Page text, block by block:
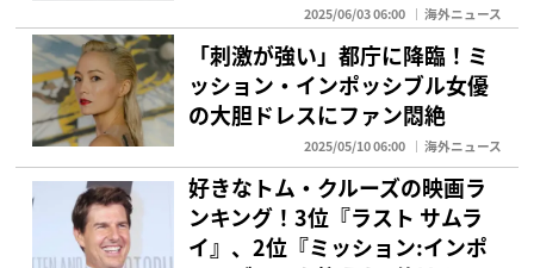
2025/06/03 06:00 海外ニュース
「刺激が強い」都庁に降臨！ミ
ッション・インポッシブル女優
の大胆ドレスにファン悶絶
2025/05/10 06:00 海外ニュース
好きなトム・クルーズの映画ラ
ンキング！3位『ラスト サムラ
イ』、2位『ミッション:インポ